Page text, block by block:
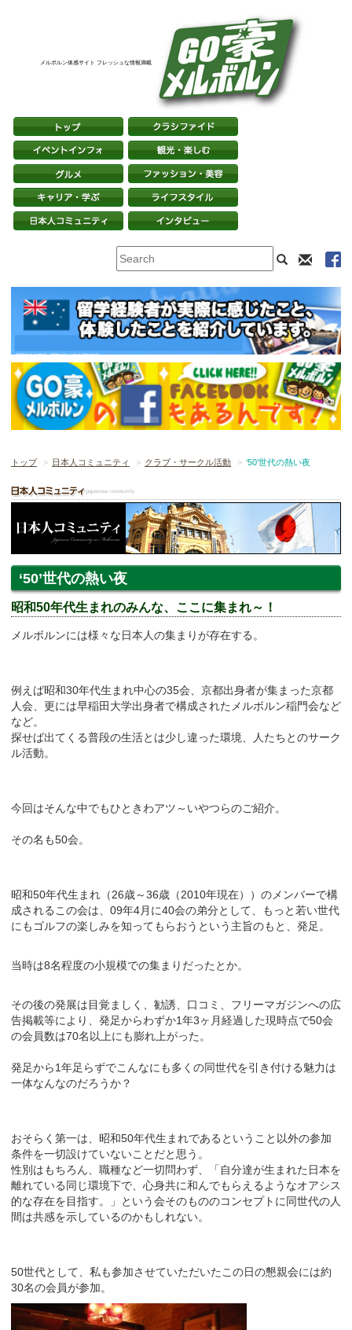
メルボルン体感サイト フレッシュな情報満載
トップ 日本人コミュニティ クラブ・サークル活動 ‘50’世代の熱い夜
‘50’世代の熱い夜
昭和50年代生まれのみんな、ここに集まれ～！
メルボルンには様々な日本人の集まりが存在する。
例えば昭和30年代生まれ中心の35会、京都出身者が集まった京都
人会、更には早稲田大学出身者で構成されたメルボルン稲門会など
など。
探せば出てくる普段の生活とは少し違った環境、人たちとのサーク
ル活動。
今回はそんな中でもひときわアツ～いやつらのご紹介。
その名も50会。
昭和50年代生まれ（26歳～36歳（2010年現在））のメンバーで構
成されるこの会は、09年4月に40会の弟分として、もっと若い世代
にもゴルフの楽しみを知ってもらおうという主旨のもと、発足。
当時は8名程度の小規模での集まりだったとか。
その後の発展は目覚ましく、勧誘、口コミ、フリーマガジンへの広
告掲載等により、発足からわずか1年3ヶ月経過した現時点で50会
の会員数は70名以上にも膨れ上がった。
発足から1年足らずでこんなにも多くの同世代を引き付ける魅力は
一体なんなのだろうか？
おそらく第一は、昭和50年代生まれであるということ以外の参加
条件を一切設けていないことだと思う。
性別はもちろん、職種など一切問わず、「自分達が生まれた日本を
離れている同じ環境下で、心身共に和んでもらえるようなオアシス
的な存在を目指す。」という会そのもののコンセプトに同世代の人
間は共感を示しているのかもしれない。
50世代として、私も参加させていただいたこの日の懇親会には約
30名の会員が参加。